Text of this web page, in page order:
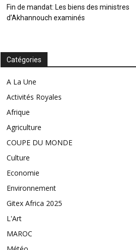
Fin de mandat: Les biens des ministres
d’Akhannouch examinés
Catégories
A La Une
Activités Royales
Afrique
Agriculture
COUPE DU MONDE
Culture
Economie
Environnement
Gitex Africa 2025
L'Art
MAROC